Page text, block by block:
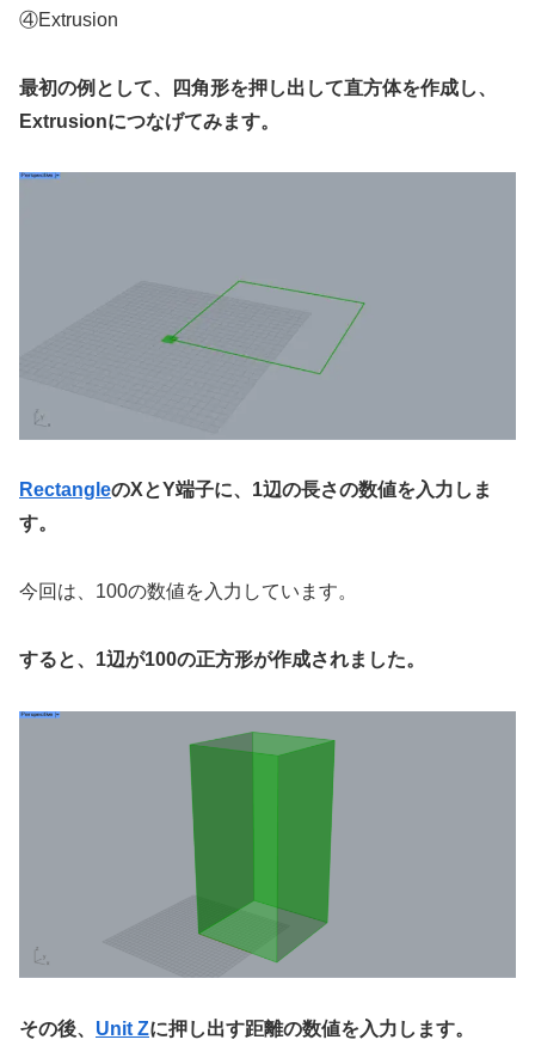
④Extrusion
最初の例として、四角形を押し出して直方体を作成し、
Extrusionにつなげてみます。
RectangleのXとY端子に、1辺の長さの数値を入力しま
す。
今回は、100の数値を入力しています。
すると、1辺が100の正方形が作成されました。
その後、 Unit Zに押し出す距離の数値を入力します。